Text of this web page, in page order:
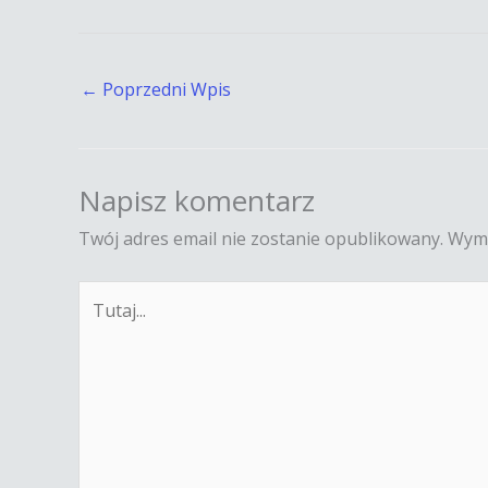
← Poprzedni Wpis
Napisz komentarz
Twój adres email nie zostanie opublikowany.